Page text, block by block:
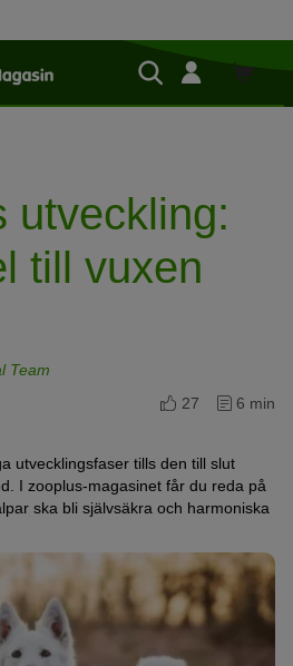
Shop
utveckling:
till vuxen
Team
27
6 min
utvecklingsfaser tills den till slut
I zooplus-magasinet får du reda på
ska bli självsäkra och harmoniska